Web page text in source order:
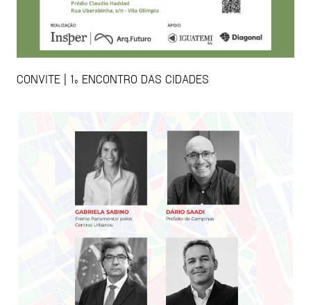
CONVITE | 1º ENCONTRO DAS CIDADES